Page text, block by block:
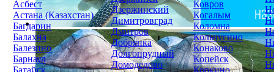
Асбест
Астана (Казахстан)
Багдарин
Балахна
Балезино
Барнаул
Батайск
Дзержинский
Димитровград
Дмитров
Добрянка
Долгопрудный
Домодедово
Ковров
Когалым
Коломна
Кольчугино
Конаково
Копейск
Коркино